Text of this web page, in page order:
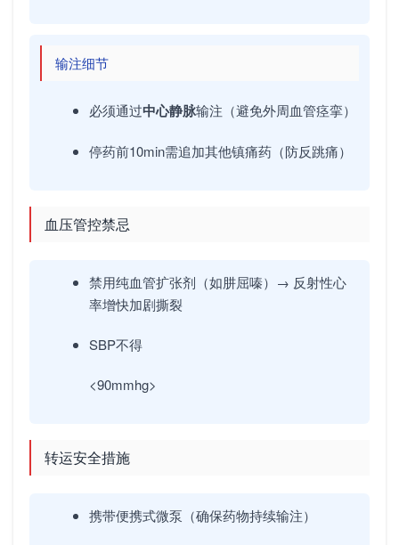
输注细节
必须通过中心静脉输注（避免外周血管痉挛）
停药前10min需追加其他镇痛药（防反跳痛）
血压管控禁忌
禁用纯血管扩张剂（如肼屈嗪）→ 反射性心
率增快加剧撕裂
SBP不得
<90mmhg>
转运安全措施
携带便携式微泵（确保药物持续输注）